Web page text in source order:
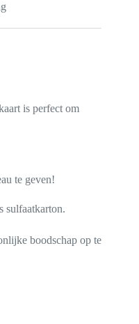
is perfect om
te geven!
sulfaatkarton.
boodschap op te